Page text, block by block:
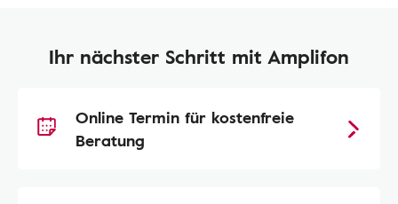
Ihr nächster Schritt mit Amplifon
Online Termin für kostenfreie
Beratung